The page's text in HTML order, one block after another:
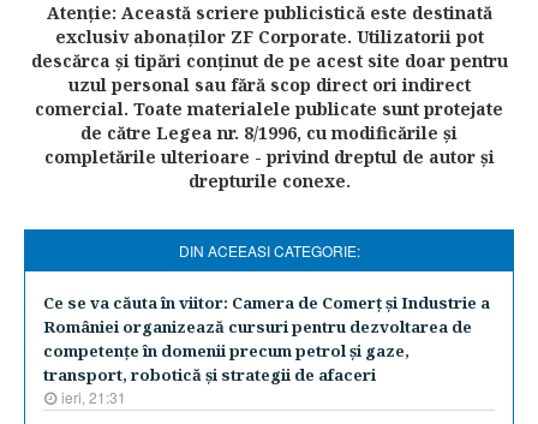
Atenţie: Această scriere publicistică este destinată
exclusiv abonaţilor ZF Corporate. Utilizatorii pot
descărca şi tipări conţinut de pe acest site doar pentru
uzul personal sau fără scop direct ori indirect
comercial. Toate materialele publicate sunt protejate
de către Legea nr. 8/1996, cu modificările şi
completările ulterioare - privind dreptul de autor şi
drepturile conexe.
DIN ACEEASI CATEGORIE:
Ce se va căuta în viitor: Camera de Comerţ şi Industrie a
României organizează cursuri pentru dezvoltarea de
competenţe în domenii precum petrol şi gaze,
transport, robotică şi strategii de afaceri
ieri, 21:31